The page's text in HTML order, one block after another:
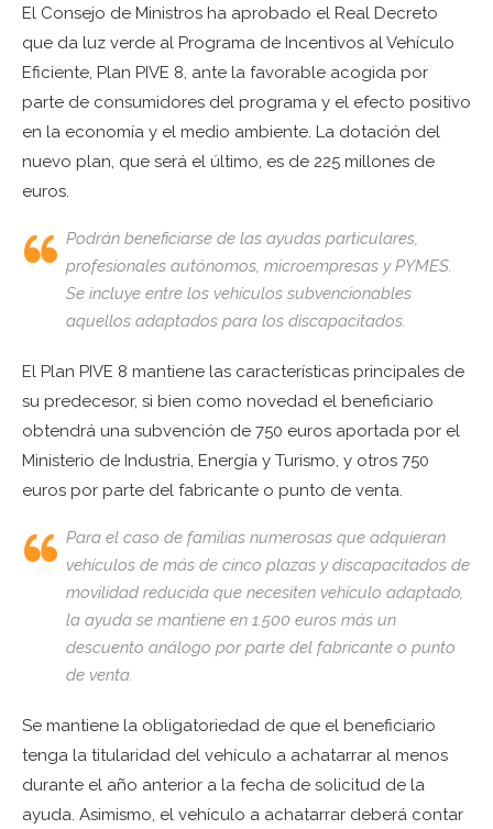
El Consejo de Ministros ha aprobado el Real Decreto
que da luz verde al Programa de Incentivos al Vehículo
Eficiente, Plan PIVE 8, ante la favorable acogida por
parte de consumidores del programa y el efecto positivo
en la economía y el medio ambiente. La dotación del
nuevo plan, que será el último, es de 225 millones de
euros.
Podrán beneficiarse de las ayudas particulares,
profesionales autónomos, microempresas y PYMES.
Se incluye entre los vehículos subvencionables
aquellos adaptados para los discapacitados.
El Plan PIVE 8 mantiene las características principales de
su predecesor, si bien como novedad el beneficiario
obtendrá una subvención de 750 euros aportada por el
Ministerio de Industria, Energía y Turismo, y otros 750
euros por parte del fabricante o punto de venta.
Para el caso de familias numerosas que adquieran
vehículos de más de cinco plazas y discapacitados de
movilidad reducida que necesiten vehículo adaptado,
la ayuda se mantiene en 1.500 euros más un
descuento análogo por parte del fabricante o punto
de venta.
Se mantiene la obligatoriedad de que el beneficiario
tenga la titularidad del vehículo a achatarrar al menos
durante el año anterior a la fecha de solicitud de la
ayuda. Asimismo, el vehículo a achatarrar deberá contar